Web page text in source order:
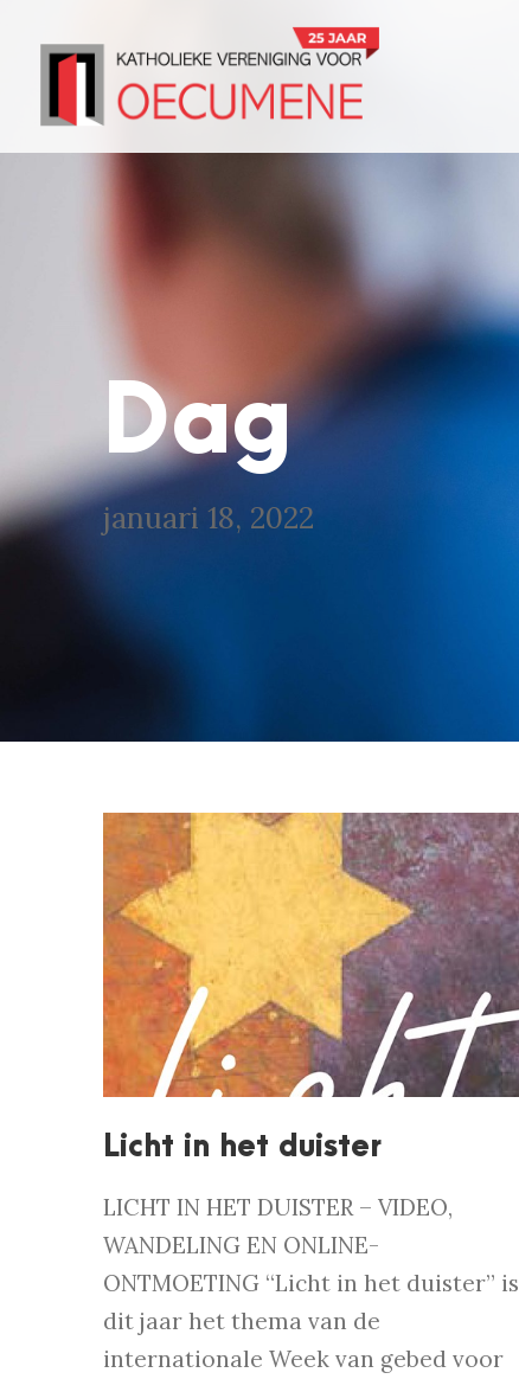
Dag
januari 18, 2022
Licht in het duister
LICHT IN HET DUISTER – VIDEO,
WANDELING EN ONLINE-
ONTMOETING “Licht in het duister” is
dit jaar het thema van de
internationale Week van gebed voor